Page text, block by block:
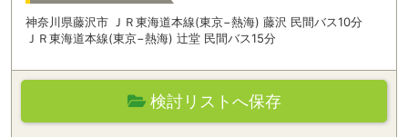
神奈川県藤沢市 ＪＲ東海道本線(東京−熱海) 藤沢 民間バス10分
ＪＲ東海道本線(東京−熱海) 辻堂 民間バス15分
検討リストへ保存